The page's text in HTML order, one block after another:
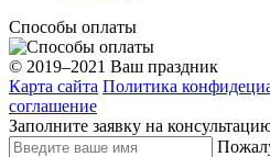
Способы оплаты
© 2019–2021 Ваш праздник
Карта сайта Политика
соглашение
Заполните заявку на